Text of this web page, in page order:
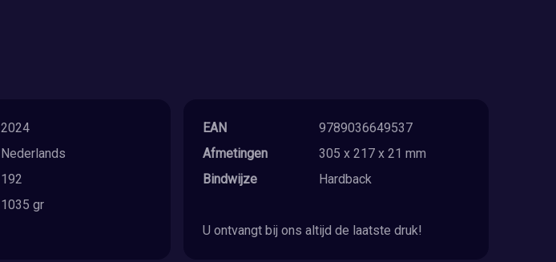
2024
Nederlands
192
1035 gr
EAN
9789036649537
Afmetingen
305 x 217 x 21 mm
Bindwijze
Hardback
U ontvangt bij ons altijd de laatste druk!